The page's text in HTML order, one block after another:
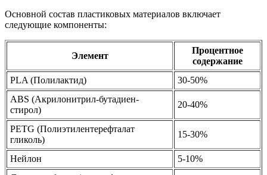
Основной состав пластиковых материалов включает
следующие компоненты:
Элемент
Процентное
содержание
PLA (Полилактид)
30-50%
ABS (Акрилонитрил-бутадиен-
стирол)
20-40%
PETG (Полиэтилентерефталат
гликоль)
15-30%
Нейлон
5-10%